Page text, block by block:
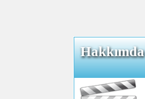
Hakkımda